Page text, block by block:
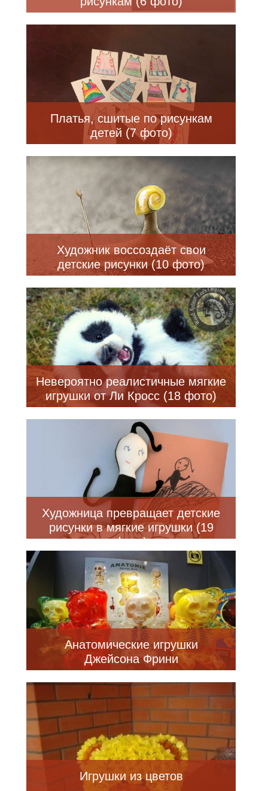
Платья, сшитые по рисункам
детей (7 фото)
Художник воссоздаёт свои
детские рисунки (10 фото)
Невероятно реалистичные мягкие
игрушки от Ли Кросс (18 фото)
Художница превращает детские
рисунки в мягкие игрушки (19
фото)
Анатомические игрушки
Джейсона Фрини
Игрушки из цветов